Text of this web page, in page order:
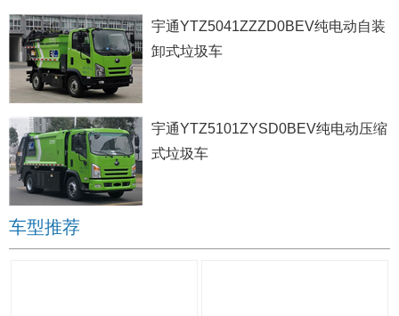
宇通YTZ5041ZZZD0BEV纯电动自装
卸式垃圾车
宇通YTZ5101ZYSD0BEV纯电动压缩
式垃圾车
车型推荐